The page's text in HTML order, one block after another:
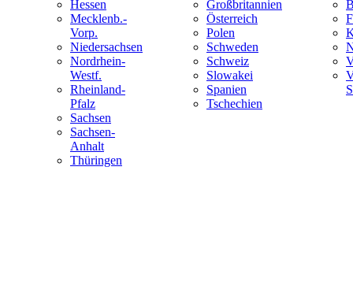
Hessen
Mecklenb.-
Vorp.
Niedersachsen
Nordrhein-
Westf.
Rheinland-
Pfalz
Sachsen
Sachsen-
Anhalt
Thüringen
Großbritannien
Österreich
Polen
Schweden
Schweiz
Slowakei
Spanien
Tschechien